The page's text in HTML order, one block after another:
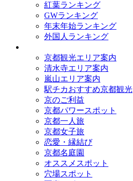
紅葉ランキング
GWランキング
年末年始ランキング
外国人ランキング
京都観光エリア案内
清水寺エリア案内
嵐山エリア案内
駅チカおすすめ京都観光
京のご利益
京都パワースポット
京都一人旅
京都女子旅
恋愛・縁結び
京都名庭園
オススメスポット
穴場スポット